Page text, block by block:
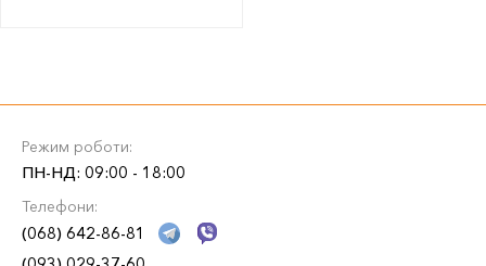
Режим роботи:
ПН-НД: 09:00 - 18:00
Телефони:
(068) 642-86-81